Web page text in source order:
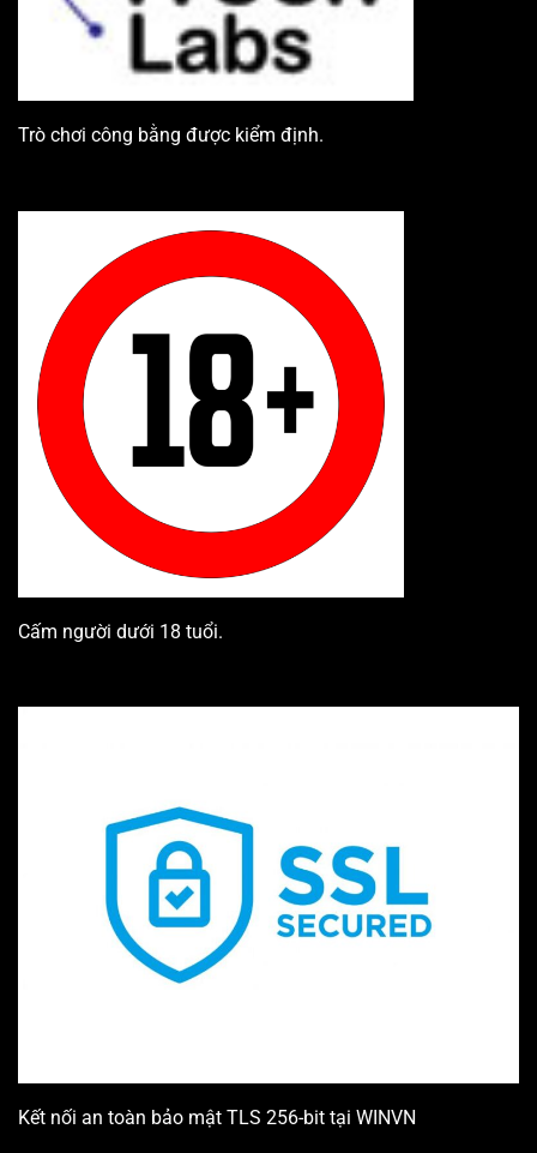
Trò chơi công bằng được kiểm định.
Cấm người dưới 18 tuổi.
Kết nối an toàn bảo mật TLS 256-bit tại WINVN